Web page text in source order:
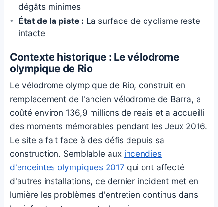
dégâts minimes
État de la piste : La surface de cyclisme reste
intacte
Contexte historique : Le vélodrome
olympique de Rio
Le vélodrome olympique de Rio, construit en
remplacement de l'ancien vélodrome de Barra, a
coûté environ 136,9 millions de reais et a accueilli
des moments mémorables pendant les Jeux 2016.
Le site a fait face à des défis depuis sa
construction. Semblable aux incendies
d'enceintes olympiques 2017 qui ont affecté
d'autres installations, ce dernier incident met en
lumière les problèmes d'entretien continus dans